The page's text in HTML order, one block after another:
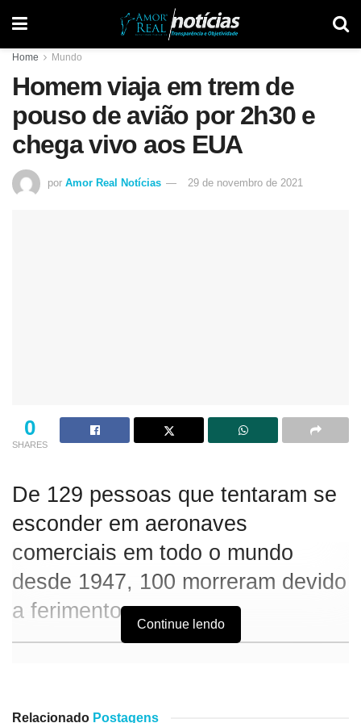
Home Mundo
Homem viaja em trem de
pouso de avião por 2h30 e
chega vivo aos EUA
por Amor Real Notícias 29 de novembro de 2021
0
SHARES
De 129 pessoas que tentaram se
esconder em aeronaves
comerciais em todo o mundo
desde 1947, 100 morreram devido
a ferimentos.
dentro do trem de pouso de um avião que partiu da Cidade
Continue lendo
Relacionado Postagens